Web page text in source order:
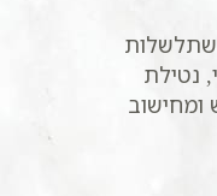
נטילת
ומחישוב